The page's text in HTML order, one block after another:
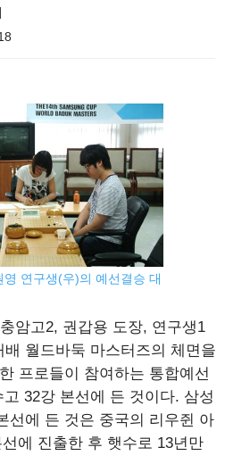
연구생(우)의 예선결승 대
암고2, 권갑용 도장, 연구생1
월드바둑 마스터즈의 체면을
프로들이 참여하는 통합예선
32강 본선에 든 것이다. 삼성
선에 든 것은 중국의 리우쥔 아
에 진출한 후 햇수로 13년만